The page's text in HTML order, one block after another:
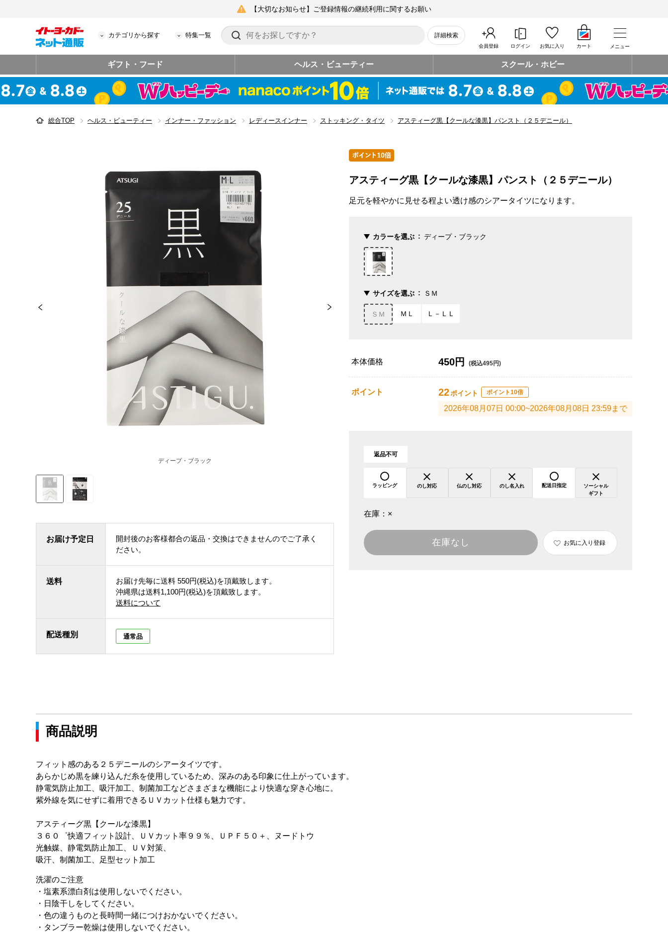
【大切なお知らせ】ご登録情報の継続利用に関するお願い
カテゴリから探す 特集一覧 詳細検索
会員登録 ログイン お気に入り カート メニュー
ギフト・フード ヘルス・ビューティー スクール・ホビー
総合TOP ヘルス・ビューティー インナー・ファッション レディースインナー ストッキング・タイツ アスティーグ黒【クールな漆黒】パンスト（２５デニール）
ディープ・ブラック
お届け予定日
開封後のお客様都合の返品・交換はできませんのでご了承く
ださい。
送料 お届け先毎に送料 550円(税込)を頂戴致します。
沖縄県は送料1,100円(税込)を頂戴致します。
送料について
配送種別 通常品
アスティーグ黒【クールな漆黒】パンスト（２５デニール）
足元を軽やかに見せる程よい透け感のシアータイツになります。
カラーを選ぶ ディープ・ブラック
サイズを選ぶ ＳＭ
ＳＭ ＭＬ Ｌ－ＬＬ
本体価格 450円 (税込495円)
ポイント 22ポイント ポイント10倍
2026年08月07日 00:00~2026年08月08日 23:59まで
返品不可
ラッピング のし対応 仏のし対応 のし名入れ 配送日指定
ソーシャル
ギフト
在庫： ×
在庫なし お気に入り登録
商品説明
フィット感のある２５デニールのシアータイツです。
あらかじめ黒を練り込んだ糸を使用しているため、深みのある印象に仕上がっています。
静電気防止加工、吸汗加工、制菌加工などさまざまな機能により快適な穿き心地に。
紫外線を気にせずに着用できるＵＶカット仕様も魅力です。
アスティーグ黒【クールな漆黒】
３６０゜快適フィット設計、ＵＶカット率９９％、ＵＰＦ５０＋、ヌードトウ
光触媒、静電気防止加工、ＵＶ対策、
吸汗、制菌加工、足型セット加工
洗濯のご注意
・塩素系漂白剤は使用しないでください。
・日陰干しをしてください。
・色の違うものと長時間一緒につけおかないでください。
・タンブラー乾燥は使用しないでください。